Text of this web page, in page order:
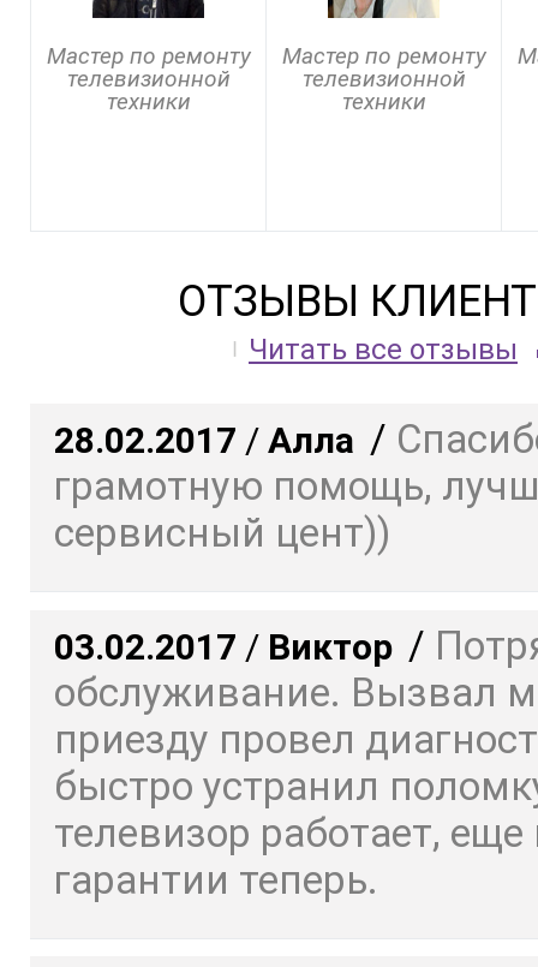
Мастер по ремонту
телевизионной
техники
Мастер по ремонту
телевизионной
техники
ОТЗЫВЫ
Читать все отзывы
28.02.2017 / Алла /
грамотную помощь,
сервисный цент))
03.02.2017 / Виктор /
обслуживание. Вызвал
приезду провел
быстро устранил
телевизор работает, еще
гарантии теперь.